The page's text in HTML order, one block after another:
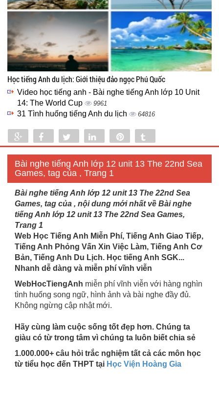
Học tiếng Anh du lịch: Giới thiệu đảo ngọc Phú Quốc
Video học tiếng anh - Bài nghe tiếng Anh lớp 10 Unit
14: The World Cup
9961
31 Tình huống tiếng Anh du lịch 64816
Share Share Tweet Share
Bài nghe tiếng Anh lớp 12 unit 13 The 22nd Sea
Games, tag của , Trang 1
Bài nghe tiếng Anh lớp 12 unit 13 The 22nd Sea
Games, tag của , nội dung mới nhất về Bài nghe
tiếng Anh lớp 12 unit 13 The 22nd Sea Games,
Trang 1
Web Học Tiếng Anh Miễn Phí, Tiếng Anh Giao Tiếp,
Tiếng Anh Phỏng Vấn Xin Việc Làm, Tiếng Anh Cơ
Bản, Tiếng Anh Du Lịch. Học tiếng Anh SGK...
Nhanh dễ dàng và miễn phí vĩnh viễn
WebHocTiengAnh miễn phí vĩnh viễn với hàng nghìn
tình huống song ngữ, hình ảnh và bài nghe đầy đủ.
Không ngừng cập nhật mới.
Hãy cùng làm cuộc sống tốt đẹp hơn. Chúng ta
giàu có từ trong tâm vì chúng ta luôn biết chia sẻ
1.000.000+ câu hỏi trắc nghiệm tất cả các môn học
từ tiểu học đến THPT tại Học Viện Hoàng Gia